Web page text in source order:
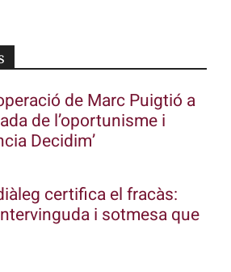
de Marc Puigtió a
de l’oportunisme i
Decidim’
certifica el fracàs:
i sotmesa que